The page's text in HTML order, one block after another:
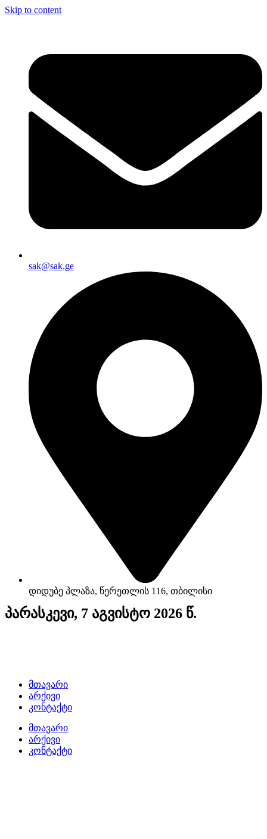
Skip to content
sak@sak.ge
დიდუბე პლაზა, წერეთლის 116, თბილისი
პარასკევი, 7 აგვისტო 2026 წ.
მთავარი
არქივი
კონტაქტი
მთავარი
არქივი
კონტაქტი